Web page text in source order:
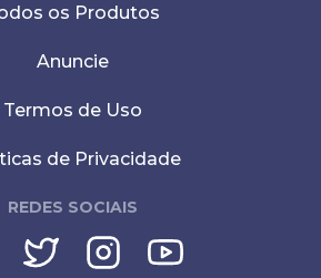
os Produtos
Anuncie
Termos de Uso
de Privacidade
REDES SOCIAIS